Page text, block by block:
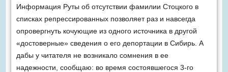
Информация Руты об отсутствии фамилии Стоцкого в
списках репрессированных позволяет раз и навсегда
опровергнуть кочующие из одного источника в другой
«достоверные» сведения о его депортации в Сибирь. А
дабы у читателя не возникало сомнения в ее
надежности, сообщаю: во время состоявшегося 3-го